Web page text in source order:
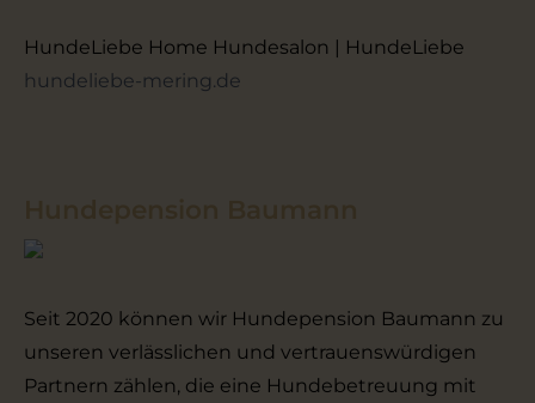
HundeLiebe Home Hundesalon | HundeLiebe
hundeliebe-mering.de
Seit 2020 können wir Hundepension Baumann zu
unseren verlässlichen und vertrauenswürdigen
Partnern zählen, die eine Hundebetreuung mit